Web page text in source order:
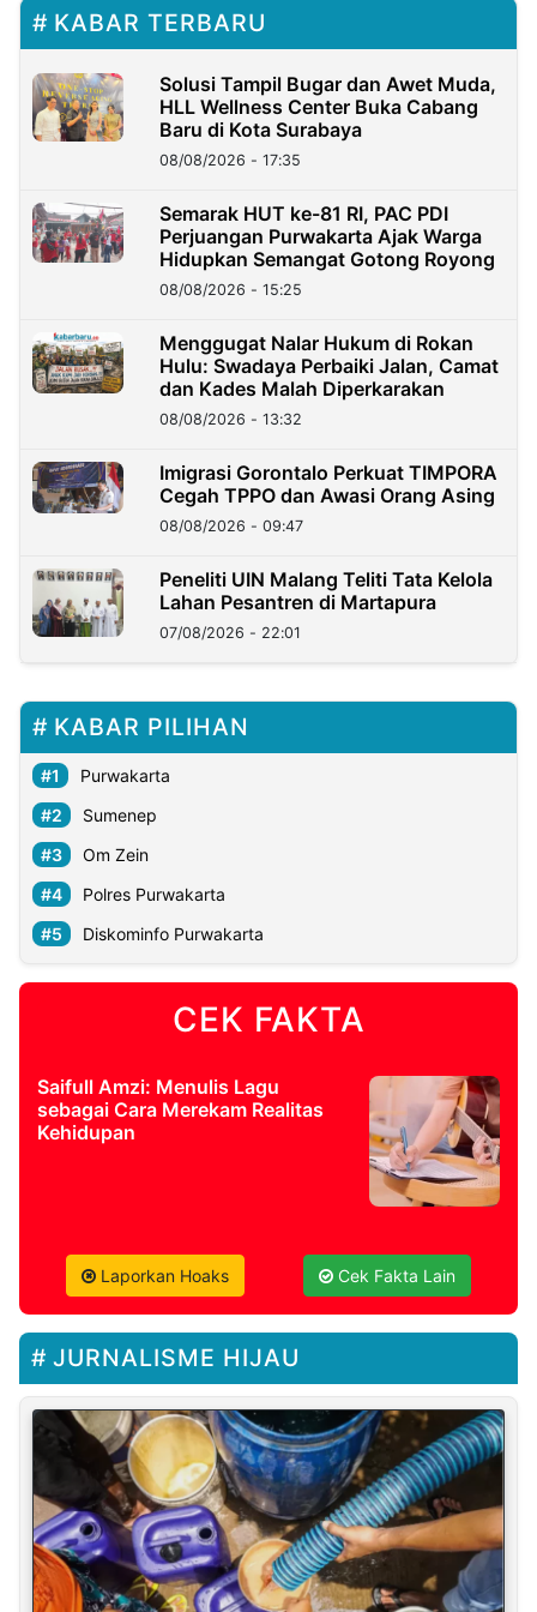
KABAR TERBARU
Solusi Tampil Bugar dan Awet Muda,
HLL Wellness Center Buka Cabang
Baru di Kota Surabaya
08/08/2026 - 17:35
Semarak HUT ke-81 RI, PAC PDI
Perjuangan Purwakarta Ajak Warga
Hidupkan Semangat Gotong Royong
08/08/2026 - 15:25
Menggugat Nalar Hukum di Rokan
Hulu: Swadaya Perbaiki Jalan, Camat
dan Kades Malah Diperkarakan
08/08/2026 - 13:32
Imigrasi Gorontalo Perkuat TIMPORA
Cegah TPPO dan Awasi Orang Asing
08/08/2026 - 09:47
Peneliti UIN Malang Teliti Tata Kelola
Lahan Pesantren di Martapura
07/08/2026 - 22:01
KABAR PILIHAN
Purwakarta
Sumenep
Om Zein
Polres Purwakarta
Diskominfo Purwakarta
CEK FAKTA
Saifull Amzi: Menulis Lagu
sebagai Cara Merekam Realitas
Kehidupan
Laporkan Hoaks Cek Fakta Lain
JURNALISME HIJAU